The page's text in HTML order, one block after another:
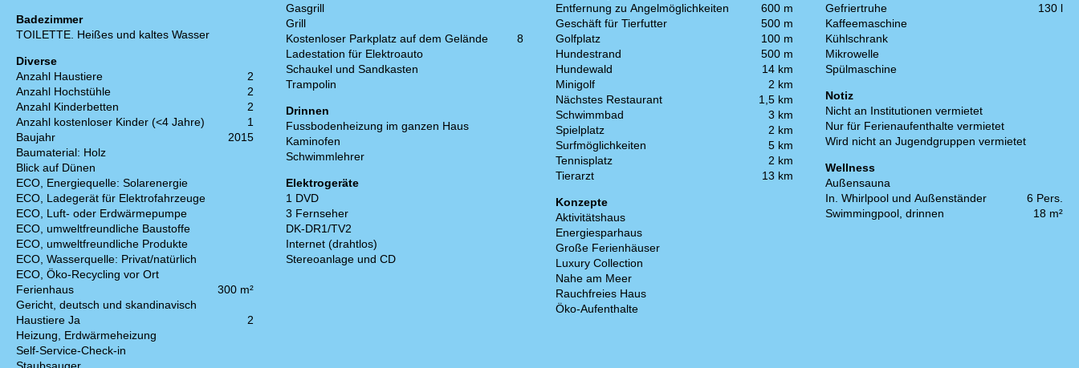
Badezimmer
TOILETTE. Heißes und kaltes Wasser
Diverse
Anzahl Haustiere
2
Anzahl Hochstühle
2
Anzahl Kinderbetten
2
Anzahl kostenloser Kinder (<4 Jahre)
1
Baujahr
2015
Baumaterial: Holz
Blick auf Dünen
ECO, Energiequelle: Solarenergie
ECO, Ladegerät für Elektrofahrzeuge
ECO, Luft- oder Erdwärmepumpe
ECO, umweltfreundliche Baustoffe
ECO, umweltfreundliche Produkte
ECO, Wasserquelle: Privat/natürlich
ECO, Öko-Recycling vor Ort
Ferienhaus
300 m²
Gericht, deutsch und skandinavisch
Haustiere Ja
2
Heizung, Erdwärmeheizung
Self-Service-Check-in
Gasgrill
Grill
Kostenloser Parkplatz auf dem Gelände
8
Ladestation für Elektroauto
Schaukel und Sandkasten
Trampolin
Drinnen
Fussbodenheizung im ganzen Haus
Kaminofen
Schwimmlehrer
Elektrogeräte
1 DVD
3 Fernseher
DK-DR1/TV2
Internet (drahtlos)
Stereoanlage und CD
Entfernung zu Angelmöglichkeiten
600 m
Geschäft für Tierfutter
500 m
Golfplatz
100 m
Hundestrand
500 m
Hundewald
14 km
Minigolf
2 km
Nächstes Restaurant
1,5 km
Schwimmbad
3 km
Spielplatz
2 km
Surfmöglichkeiten
5 km
Tennisplatz
2 km
Tierarzt
13 km
Konzepte
Aktivitätshaus
Energiesparhaus
Große Ferienhäuser
Luxury Collection
Nahe am Meer
Rauchfreies Haus
Öko-Aufenthalte
Gefriertruhe
130 l
Kaffeemaschine
Kühlschrank
Mikrowelle
Spülmaschine
Notiz
Nicht an Institutionen vermietet
Nur für Ferienaufenthalte vermietet
Wird nicht an Jugendgruppen vermietet
Wellness
Außensauna
In. Whirlpool und Außenständer
6 Pers.
Swimmingpool, drinnen
18 m²